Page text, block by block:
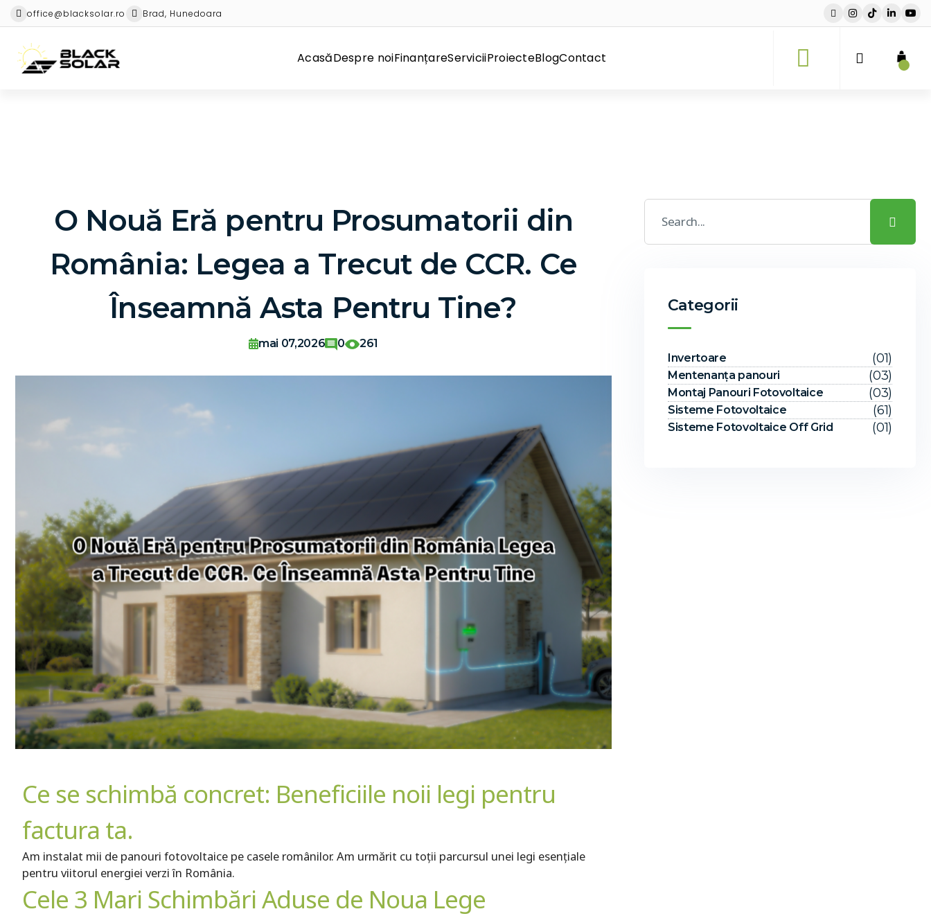
office@blacksolar.ro Brad, Hunedoara
AcasăDespre noiFinanțareServiciiProiecteBlogContact
O Nouă Eră pentru Prosumatorii din
România: Legea a Trecut de CCR. Ce
Înseamnă Asta Pentru Tine?
mai 07,2026 0 261
Ce se schimbă concret: Beneficiile noii legi pentru
factura ta.
Am instalat mii de panouri fotovoltaice pe casele românilor. Am urmărit cu toții parcursul unei legi esențiale
pentru viitorul energiei verzi în România.
Cele 3 Mari Schimbări Aduse de Noua Lege
Categorii
Invertoare (01)
Mentenanța panouri (03)
Montaj Panouri Fotovoltaice (03)
Sisteme Fotovoltaice (61)
Sisteme Fotovoltaice Off Grid (01)